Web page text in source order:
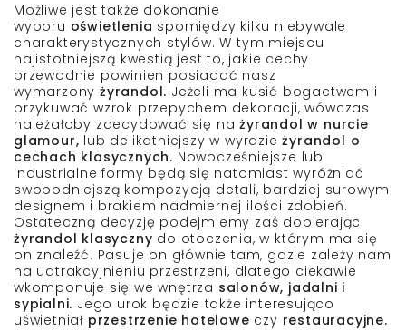
Możliwe jest także dokonanie
wyboru oświetlenia spomiędzy kilku niebywale
charakterystycznych stylów. W tym miejscu
najistotniejszą kwestią jest to, jakie cechy
przewodnie powinien posiadać nasz
wymarzony żyrandol. Jeżeli ma kusić bogactwem i
przykuwać wzrok przepychem dekoracji, wówczas
należałoby zdecydować się nażyrandol w nurcie
glamour, lub delikatniejszy w wyrazie żyrandol o
cechach klasycznych. Nowocześniejsze lub
industrialne formy będą się natomiast wyróżniać
swobodniejszą kompozycją detali, bardziej surowym
designem i brakiem nadmiernej ilości zdobień.
Ostateczną decyzję podejmiemy zaś dobierając
żyrandol klasyczny do otoczenia, w którym ma się
on znaleźć. Pasuje on głównie tam, gdzie zależy nam
na uatrakcyjnieniu przestrzeni, dlatego ciekawie
wkomponuje się we wnętrza salonów, jadalni i
sypialni. Jego urok będzie także interesująco
uświetniał przestrzenie hotelowe czy restauracyjne.